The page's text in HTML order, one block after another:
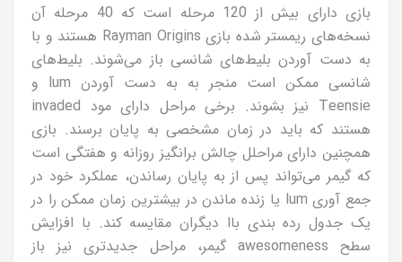
بازی دارای بیش از 120 مرحله است که 40 مرحله آن
نسخه‌های ریمستر شده بازی Rayman Origins هستند و با
به دست آوردن بلیط‌های شانسی باز می‌شوند. بلیط‌های
شانسی ممکن است منجر به به دست آوردن lum و
Teensie نیز بشوند. برخی مراحل دارای مود invaded
هستند که باید در زمان مشخصی به پایان برسند. بازی
همچنین دارای مراحلل چالش برانگیز روزانه و هفتگی است
که گیمر می‌تواند پس از به پایان رساندن، عملکرد خود در
جمع آوری lum یا زنده ماندن در بیشترین زمان ممکن را در
یک جدول رده بندی باا دیگران مقایسه کند. با افزایش
سطح awesomeness گیمر، مراحل جدیدتری نیز باز